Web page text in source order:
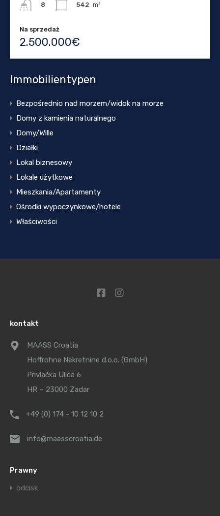
8
542 m²
Na sprzedaż
2.500.000€
Immobilientypen
Bezpośrednio nad morzem/widok na morze
Domy z kamienia naturalnego
Domy/Wille
Działki
Lokal biznesowy
Lokale użytkowe
Mieszkania/Apartamenty
Ośrodki wypoczynkowe/hotele
Właściwości
kontakt
MAASS Croatia
Hoffrohne Nekretnine d.o.o. (GmbH)
Privlačka Ulica 6
HR – 23000 Zadar
+49 (0) 174 - 10 12 10 2
info@maasscroatia.de
Prawny
odcisk